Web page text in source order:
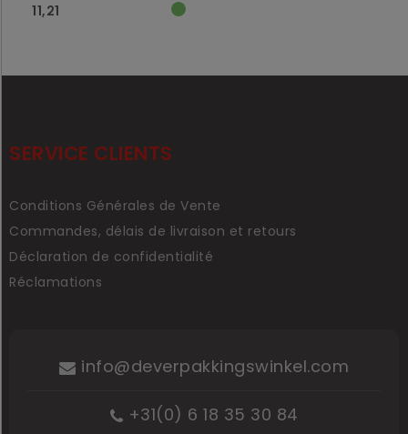
11,21
SERVICE CLIENTS
Conditions Générales de Vente
Commandes, délais de livraison et retours
Déclaration de confidentialité
Réclamations
info@deverpakkingswinkel.com
+31(0) 6 18 35 30 84